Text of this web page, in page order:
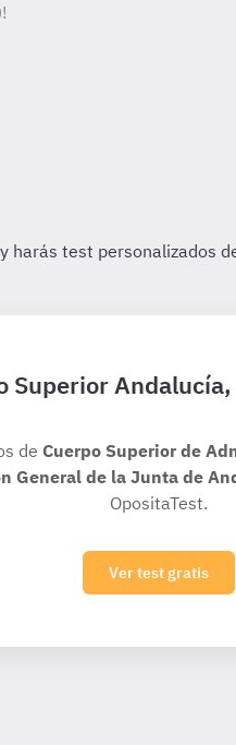
Superior
de Cuerpo Superior de
General de la Junta de
OpositaTest.
Ver test gratis